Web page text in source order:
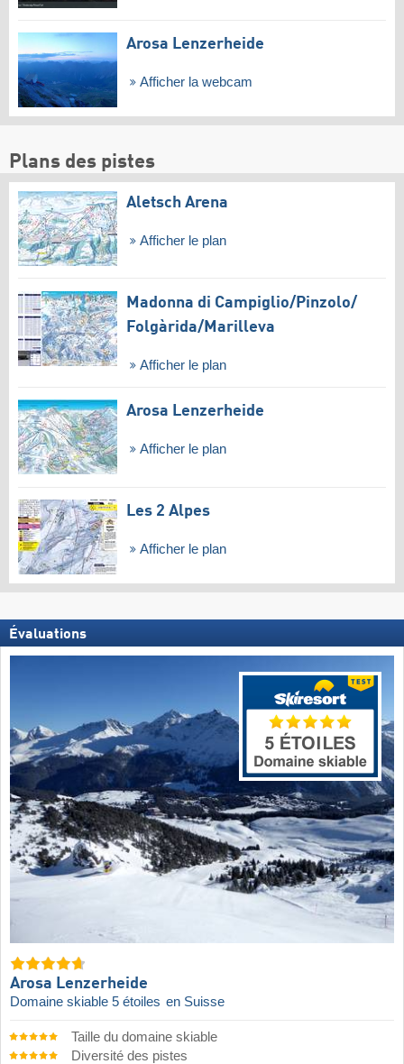
Arosa Lenzerheide
Afficher la webcam
Plans des pistes
Aletsch Arena
Afficher le plan
Madonna di Campiglio/​Pinzolo/​
Folgàrida/​Marilleva
Afficher le plan
Arosa Lenzerheide
Afficher le plan
Les 2 Alpes
Afficher le plan
Évaluations
Arosa Lenzerheide
Domaine skiable 5 étoiles en Suisse
Taille du domaine skiable
Diversité des pistes